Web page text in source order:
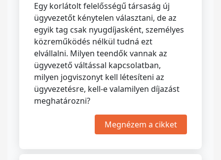
Egy korlátolt felelősségű társaság új
ügyvezetőt kénytelen választani, de az
egyik tag csak nyugdíjasként, személyes
közreműködés nélkül tudná ezt
elvállalni. Milyen teendők vannak az
ügyvezető váltással kapcsolatban,
milyen jogviszonyt kell létesíteni az
ügyvezetésre, kell-e valamilyen díjazást
meghatározni?
Megnézem a cikket